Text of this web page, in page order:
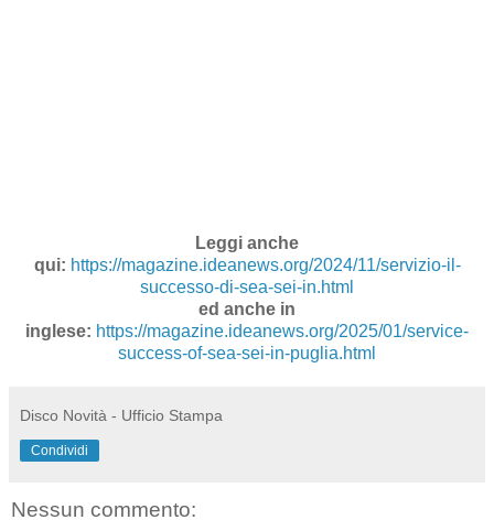
Leggi anche
qui: https://magazine.ideanews.org/2024/11/servizio-il-
successo-di-sea-sei-in.html
ed anche in
inglese: https://magazine.ideanews.org/2025/01/service-
success-of-sea-sei-in-puglia.html
Disco Novità - Ufficio Stampa
Condividi
Nessun commento: